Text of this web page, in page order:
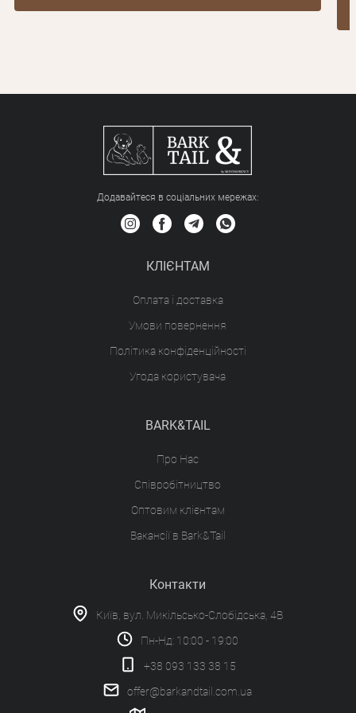
Додавайтеся в соціальних мережах:
КЛІЄНТАМ
Оплата і доставка
Умови повернення
Політика конфіденційності
Угода користувача
BARK&TAIL
Про Нас
Співробітництво
Оптовим клієнтам
Вакансії в Bark&Tail
Контакти
Київ, вул. Микільсько-Слобідська, 4В
Пн-Нд: 10:00 - 19:00
+38 093 133 38 15
offer@barkandtail.com.ua